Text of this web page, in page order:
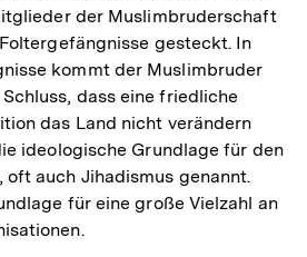
der Muslimbruderschaft
gesteckt. In
kommt der Muslimbruder
dass eine friedliche
das Land nicht verändern
ideologische Grundlage für den
auch Jihadismus genannt.
für eine große Vielzahl an